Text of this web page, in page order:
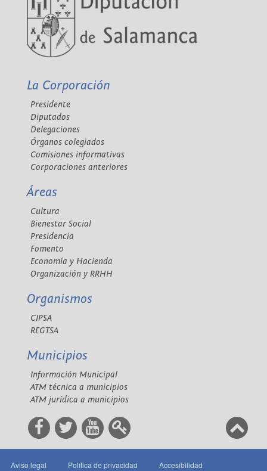
La Corporación
Presidente
Diputados
Delegaciones
Órganos colegiados
Comisiones informativas
Corporaciones anteriores
Áreas
Cultura
Bienestar Social
Presidencia
Fomento
Economía y Hacienda
Organización y RRHH
Organismos
CIPSA
REGTSA
Municipios
Información Municipal
ATM técnica a municipios
ATM jurídica a municipios
Aviso legal Política de privacidad Accesibilidad